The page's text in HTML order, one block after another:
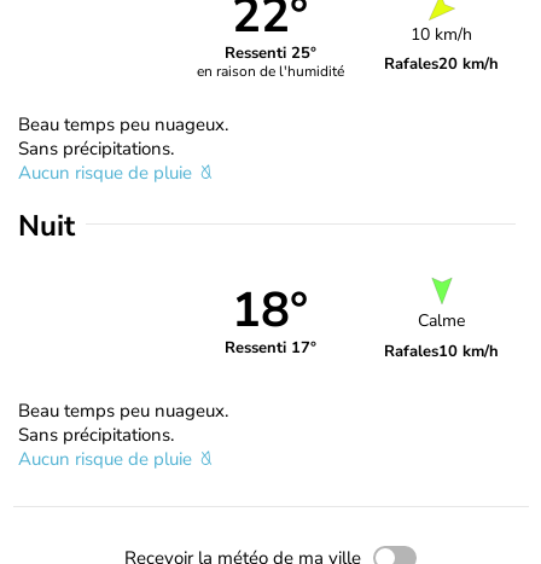
22°
Ressenti 25°
en raison de l'humidité
10 km/h
Rafales20 km/h
Beau temps peu nuageux.
Sans précipitations.
Aucun risque de pluie
Nuit
18°
Ressenti 17°
Calme
Rafales10 km/h
Beau temps peu nuageux.
Sans précipitations.
Aucun risque de pluie
Recevoir la météo de ma ville